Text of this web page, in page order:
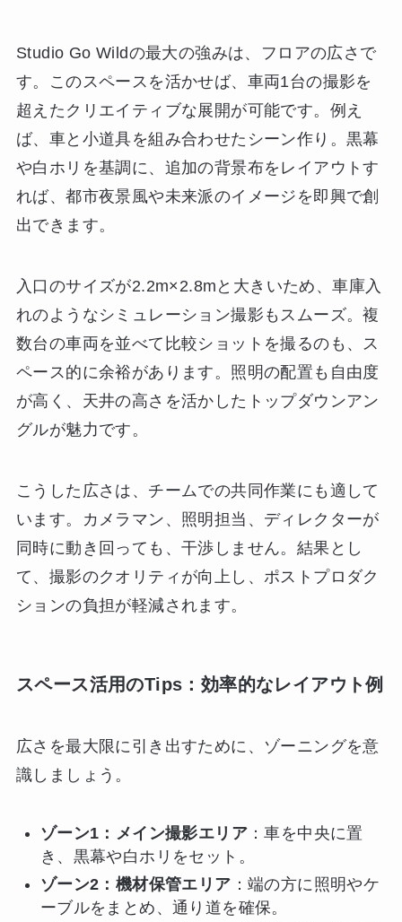
Studio Go Wildの最大の強みは、フロアの広さで
す。このスペースを活かせば、車両1台の撮影を
超えたクリエイティブな展開が可能です。例え
ば、車と小道具を組み合わせたシーン作り。黒幕
や白ホリを基調に、追加の背景布をレイアウトす
れば、都市夜景風や未来派のイメージを即興で創
出できます。
入口のサイズが2.2m×2.8mと大きいため、車庫入
れのようなシミュレーション撮影もスムーズ。複
数台の車両を並べて比較ショットを撮るのも、ス
ペース的に余裕があります。照明の配置も自由度
が高く、天井の高さを活かしたトップダウンアン
グルが魅力です。
こうした広さは、チームでの共同作業にも適して
います。カメラマン、照明担当、ディレクターが
同時に動き回っても、干渉しません。結果とし
て、撮影のクオリティが向上し、ポストプロダク
ションの負担が軽減されます。
スペース活用のTips：効率的なレイアウト例
広さを最大限に引き出すために、ゾーニングを意
識しましょう。
ゾーン1：メイン撮影エリア ：車を中央に置
き、黒幕や白ホリをセット。
ゾーン2：機材保管エリア ：端の方に照明やケ
ーブルをまとめ、通り道を確保。